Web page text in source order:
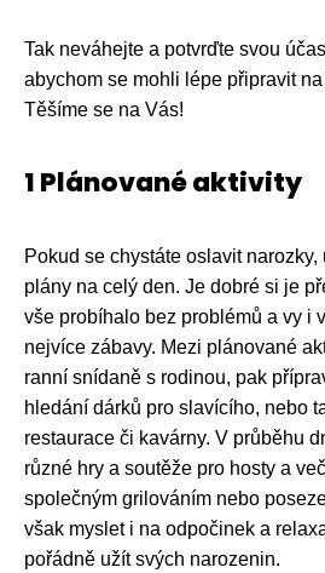
Tak neváhejte a potvrďte svou
abychom se mohli lépe připravit
Těšíme se na Vás!
1 Plánované aktivity
Pokud se chystáte oslavit
plány na celý den. Je dobré si je
vše probíhalo bez problémů a vy i
nejvíce zábavy. Mezi plánované
ranní snídaně s rodinou, pak
hledání dárků pro slavícího, nebo
restaurace či kavárny. V průběhu
různé hry a soutěže pro hosty a
společným grilováním nebo
však myslet i na odpočinek a
pořádně užít svých narozenin.